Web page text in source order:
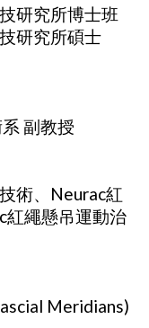
研究所博士班
研究所碩士
副教授
術、Neurac紅
紅繩懸吊運動治
Meridians)